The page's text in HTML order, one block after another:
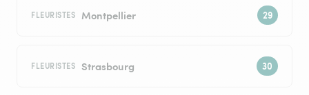
FLEURISTES Montpellier
FLEURISTES Strasbourg